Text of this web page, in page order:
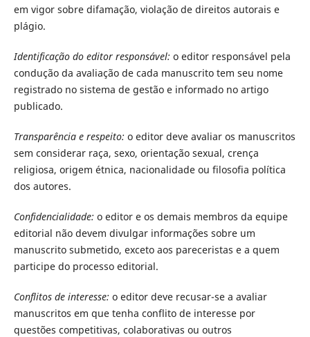
em vigor sobre difamação, violação de direitos autorais e
plágio.
Identificação do editor responsável: o editor responsável pela
condução da avaliação de cada manuscrito tem seu nome
registrado no sistema de gestão e informado no artigo
publicado.
Transparência e respeito: o editor deve avaliar os manuscritos
sem considerar raça, sexo, orientação sexual, crença
religiosa, origem étnica, nacionalidade ou filosofia política
dos autores.
Confidencialidade: o editor e os demais membros da equipe
editorial não devem divulgar informações sobre um
manuscrito submetido, exceto aos pareceristas e a quem
participe do processo editorial.
Conflitos de interesse: o editor deve recusar-se a avaliar
manuscritos em que tenha conflito de interesse por
questões competitivas, colaborativas ou outros